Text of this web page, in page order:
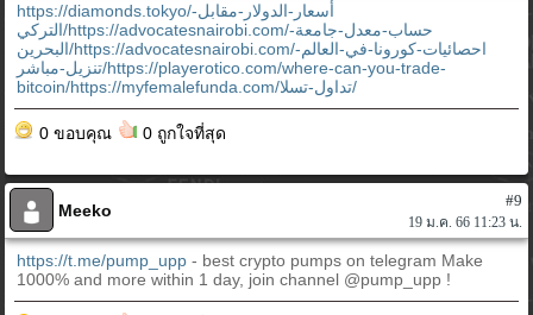
https://diamonds.tokyo/أسعار-الدولار-مقابل-
التركي/https://advocatesnairobi.com/حساب-معدل-جامعة-
البحرين/https://advocatesnairobi.com/احصائيات-كورونا-في-العالم-
تنزيل-مباشر/https://playerotico.com/where-can-you-trade-
bitcoin/https://myfemalefunda.com/تداول-تسلا/
0 ขอบคุณ 0 ถูกใจที่สุด
Meeko
#9
19 ม.ค. 66 11:23 น.
https://t.me/pump_upp - best crypto pumps on telegram Make
1000% and more within 1 day, join channel @pump_upp !